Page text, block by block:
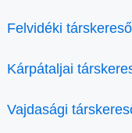
Felvidéki társkereső
Kárpátaljai
Vajdasági